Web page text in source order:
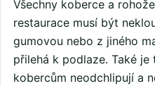
Všechny koberce a
restaurace musí být
gumovou nebo z jiného
přilehá k podlaze. Také
kobercům neodchlipují a